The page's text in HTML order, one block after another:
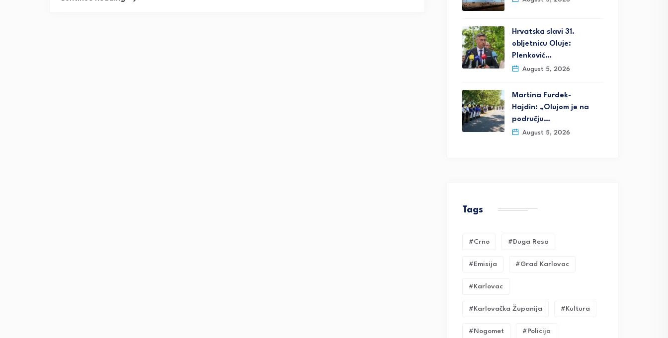
Hrvatska slavi 31.
obljetnicu Oluje:
Plenković…
August 5, 2026
Martina Furdek-
Hajdin: „Olujom je na
području…
August 5, 2026
Tags
#crno #duga Resa
#emisija #grad Karlovac
#karlovac
#karlovačka Županija #kultura
#nogomet #policija